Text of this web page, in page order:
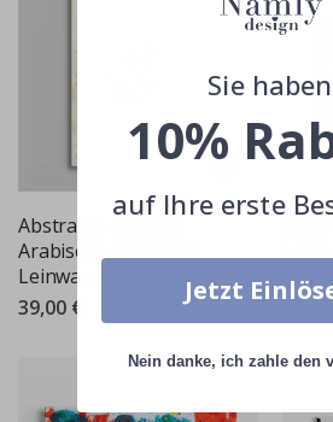
Abstrakte Blumen
Arabische Kalligrafie
Leinwand
39,00 €
Sie haben
10%
auf Ihre erste
Jetzt
Nein danke, ich zahle den